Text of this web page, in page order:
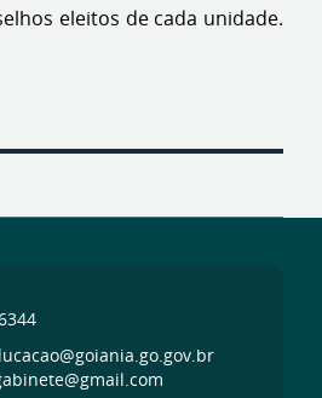
eleitos de cada unidade.